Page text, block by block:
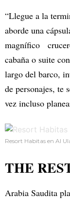
“Llegue a la
aborde una
magnífico
cabaña o suite
largo del barco,
de personajes, te
vez incluso
Resort Habitas en Al
THE
Arabia Saudita